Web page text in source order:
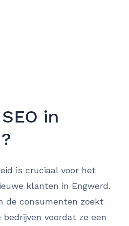
in
is cruciaal voor het
klanten in Engwerd.
de consumenten zoekt
voordat ze een